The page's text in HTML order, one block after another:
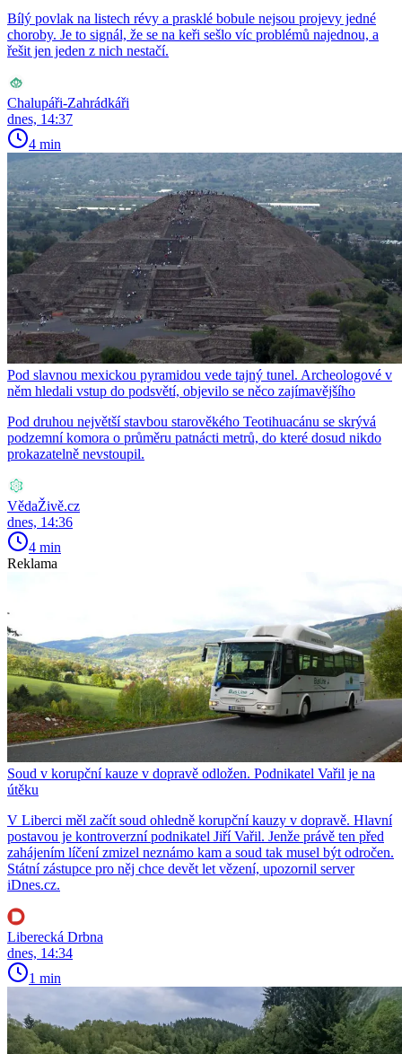
Bílý povlak na listech révy a prasklé bobule nejsou projevy jedné
choroby. Je to signál, že se na keři sešlo víc problémů najednou, a
řešit jen jeden z nich nestačí.
Chalupáři-Zahrádkáři
dnes, 14:37
4 min
Pod slavnou mexickou pyramidou vede tajný tunel. Archeologové v
něm hledali vstup do podsvětí, objevilo se něco zajímavějšího
Pod druhou největší stavbou starověkého Teotihuacánu se skrývá
podzemní komora o průměru patnácti metrů, do které dosud nikdo
prokazatelně nevstoupil.
VědaŽivě.cz
dnes, 14:36
4 min
Reklama
Soud v korupční kauze v dopravě odložen. Podnikatel Vařil je na
útěku
V Liberci měl začít soud ohledně korupční kauzy v dopravě. Hlavní
postavou je kontroverzní podnikatel Jiří Vařil. Jenže právě ten před
zahájením líčení zmizel neznámo kam a soud tak musel být odročen.
Státní zástupce pro něj chce devět let vězení, upozornil server
iDnes.cz.
Liberecká Drbna
dnes, 14:34
1 min